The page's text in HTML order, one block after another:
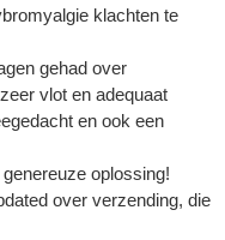
klachten te
gehad over
vlot en adequaat
en ook een
oplossing!
over verzending, die